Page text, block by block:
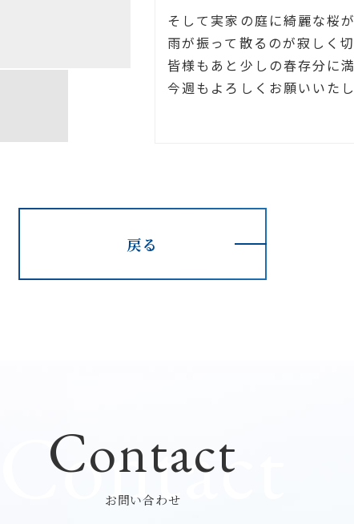
そして実家の庭に綺麗な桜
雨が振って散るのが寂しく
皆様もあと少しの春存分に
今週もよろしくお願いいた
戻る
Contact
お問い合わせ
Contact